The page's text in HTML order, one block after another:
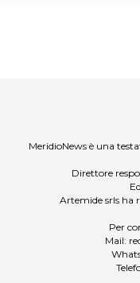
MeridioNews è una
Direttore
Artemide srls ha
Per
Mail: